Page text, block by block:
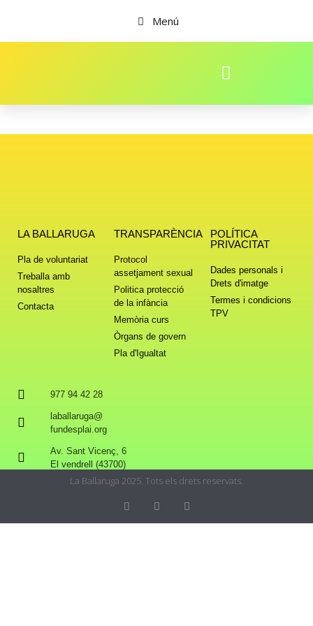
Menú
LA BALLARUGA
Pla de voluntariat
Treballa amb
nosaltres
Contacta
TRANSPARÈNCIA
Protocol
assetjament sexual
Politica protecció
de la infància
Memòria curs
Òrgans de govern
Pla d'Igualtat
POLÍTICA
PRIVACITAT
Dades personals i
Drets d'imatge
Termes i condicions
TPV
977 94 42 28
laballaruga@
fundesplai.org
Av. Sant Vicenç, 6
El vendrell (43700)
La Ballaruga 2025. Tots els drets reservats.